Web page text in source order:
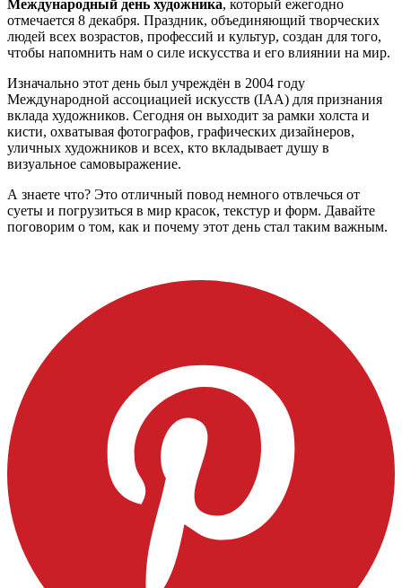
Международный день художника, который ежегодно
отмечается 8 декабря. Праздник, объединяющий творческих
людей всех возрастов, профессий и культур, создан для того,
чтобы напомнить нам о силе искусства и его влиянии на мир.
Изначально этот день был учреждён в 2004 году
Международной ассоциацией искусств (IAA) для признания
вклада художников. Сегодня он выходит за рамки холста и
кисти, охватывая фотографов, графических дизайнеров,
уличных художников и всех, кто вкладывает душу в
визуальное самовыражение.
А знаете что? Это отличный повод немного отвлечься от
суеты и погрузиться в мир красок, текстур и форм. Давайте
поговорим о том, как и почему этот день стал таким важным.